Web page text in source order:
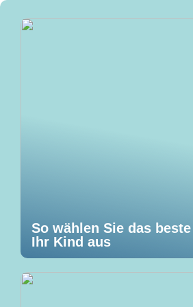
So wählen Sie das
Ihr Kind aus